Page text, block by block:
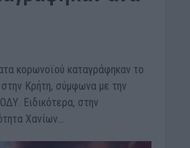
κορωνοϊού καταγράφηκαν το
Κρήτη, σύμφωνα με την
Ειδικότερα, στην
Χανίων...